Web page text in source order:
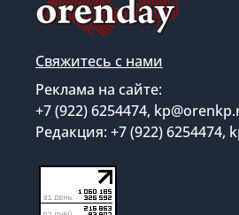
Свяжитесь с нами
Реклама на сайте:
+7 (922) 6254474,
Редакция: +7 (922) 6254474,